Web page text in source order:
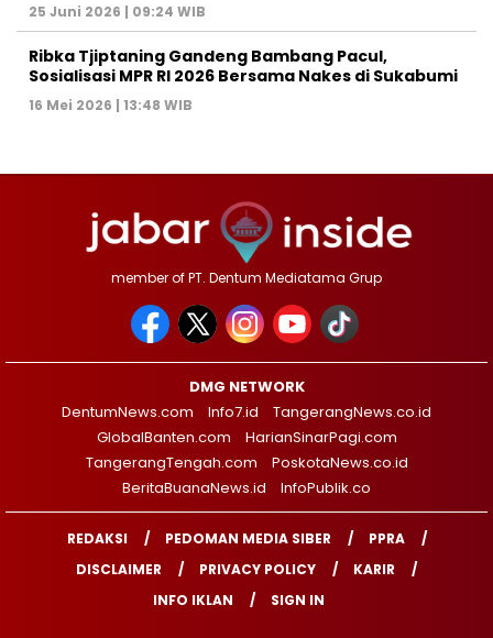
25 Juni 2026 | 09:24 WIB
Ribka Tjiptaning Gandeng Bambang Pacul,
Sosialisasi MPR RI 2026 Bersama Nakes di Sukabumi
16 Mei 2026 | 13:48 WIB
member of PT. Dentum Mediatama Grup
DMG NETWORK
DentumNews.com
Info7.id
TangerangNews.co.id
GlobalBanten.com
HarianSinarPagi.com
TangerangTengah.com
PoskotaNews.co.id
BeritaBuanaNews.id
InfoPublik.co
REDAKSI PEDOMAN MEDIA SIBER
PPRA
DISCLAIMER
PRIVACY POLICY
KARIR
INFO IKLAN
SIGN IN